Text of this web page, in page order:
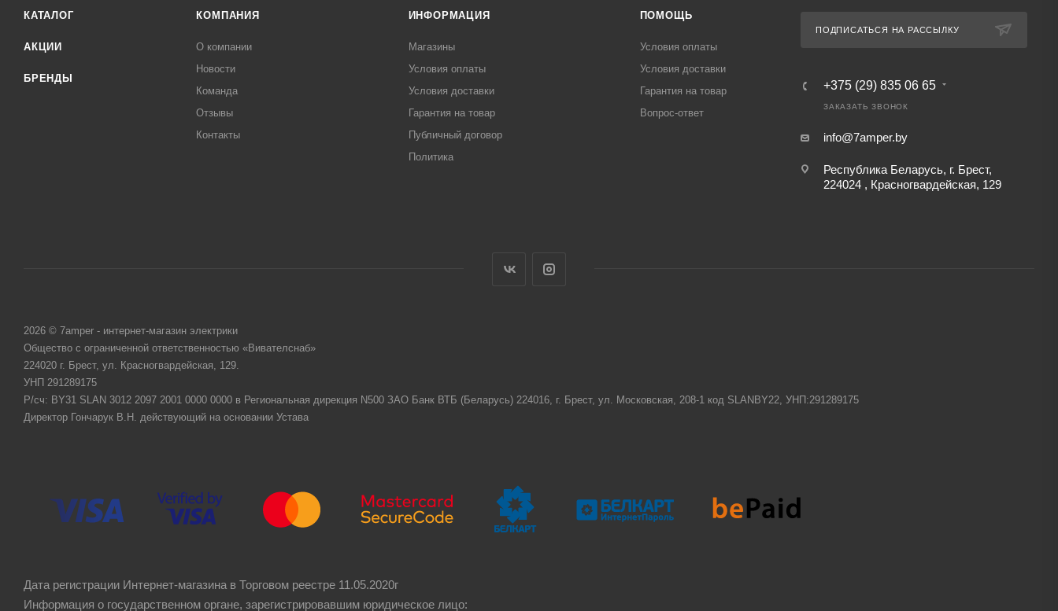
КАТАЛОГ
АКЦИИ
БРЕНДЫ
КОМПАНИЯ
О компании
Новости
Команда
Отзывы
Контакты
ИНФОРМАЦИЯ
Магазины
Условия оплаты
Условия доставки
Гарантия на товар
Публичный договор
Политика
ПОМОЩЬ
Условия оплаты
Условия доставки
Гарантия на товар
Вопрос-ответ
ПОДПИСАТЬСЯ НА РАССЫЛКУ
+375 (29) 835 06 65
ЗАКАЗАТЬ ЗВОНОК
info@7amper.by
Республика Беларусь, г. Брест,
224024 , Красногвардейская, 129
2026 © 7amper - интернет-магазин электрики
Общество с ограниченной ответственностью «Вивателснаб»
224020 г. Брест, ул. Красногвардейская, 129.
УНП 291289175
Р/сч: BY31 SLAN 3012 2097 2001 0000 0000 в Региональная дирекция N500 ЗАО Банк ВТБ (Беларусь) 224016, г. Брест, ул. Московская, 208-1 код SLANBY22, УНП:291289175
Директор Гончарук В.Н. действующий на основании Устава
Дата регистрации Интернет-магазина в Торговом реестре 11.05.2020г
Информация о государственном органе, зарегистрировавшим юридическое лицо: